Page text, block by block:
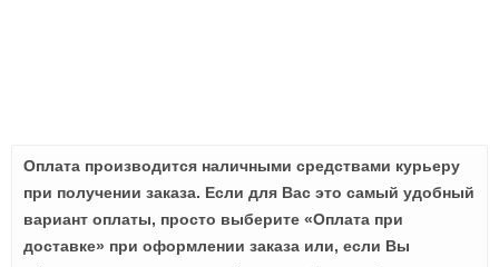
Оплата производится наличными средствами курьеру
при получении заказа. Если для Вас это самый удобный
вариант оплаты, просто выберите «Оплата при
доставке» при оформлении заказа или, если Вы